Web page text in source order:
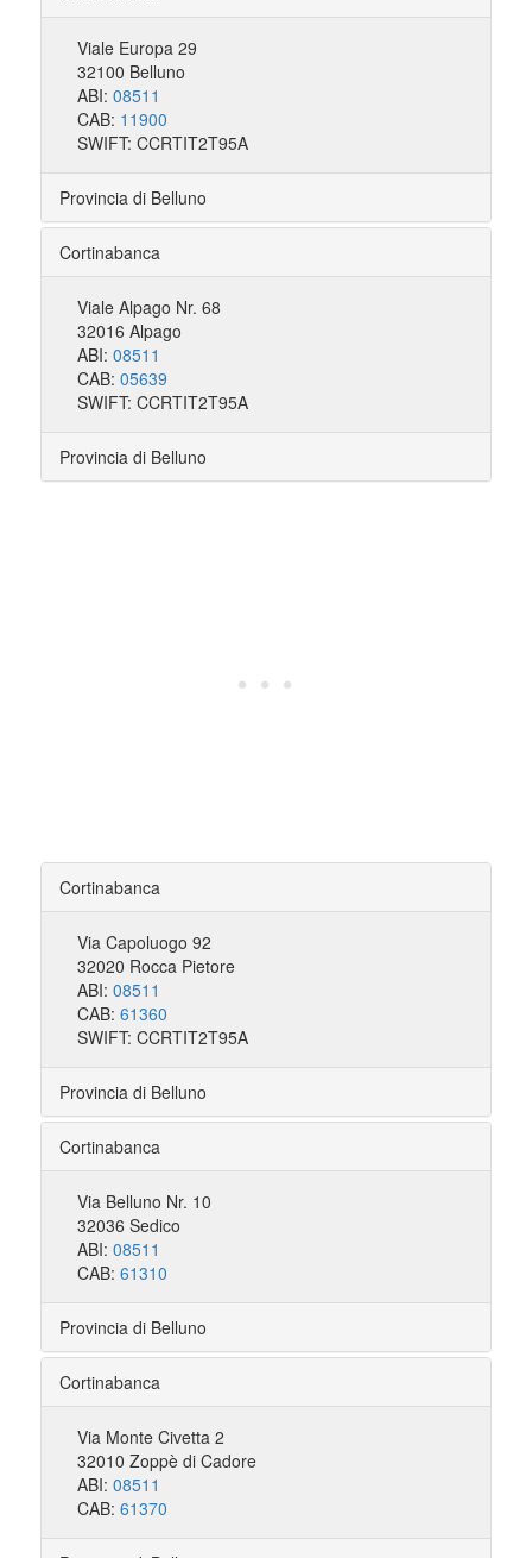
Viale Europa 29
32100 Belluno
ABI: 08511
CAB: 11900
SWIFT: CCRTIT2T95A
Provincia di Belluno
Cortinabanca
Viale Alpago Nr. 68
32016 Alpago
ABI: 08511
CAB: 05639
SWIFT: CCRTIT2T95A
Provincia di Belluno
Cortinabanca
Via Capoluogo 92
32020 Rocca Pietore
ABI: 08511
CAB: 61360
SWIFT: CCRTIT2T95A
Provincia di Belluno
Cortinabanca
Via Belluno Nr. 10
32036 Sedico
ABI: 08511
CAB: 61310
Provincia di Belluno
Cortinabanca
Via Monte Civetta 2
32010 Zoppè di Cadore
ABI: 08511
CAB: 61370